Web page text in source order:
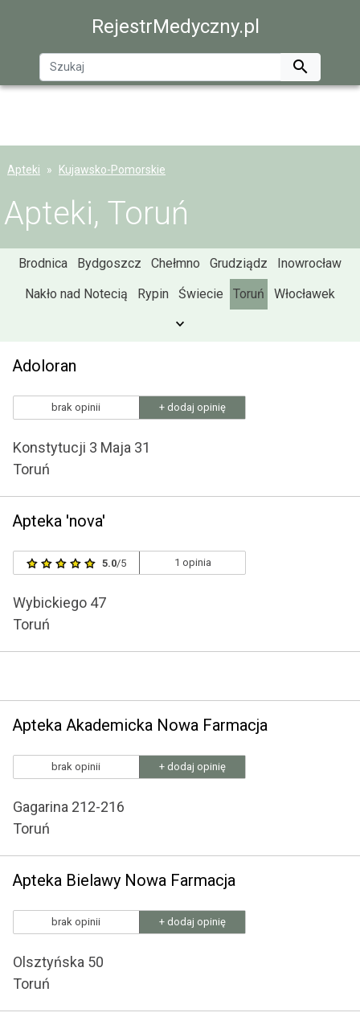
RejestrMedyczny.pl

Apteki Kujawsko-Pomorskie
Apteki, Toruń
Brodnica Bydgoszcz Chełmno Grudziądz
Inowrocław
Nakło nad Notecią
Rypin Świecie Toruń Włocławek
Adoloran
brak opinii + dodaj opinię
Konstytucji 3 Maja 31
Toruń
Apteka 'nova'
5.0/5 1 opinia
Wybickiego 47
Toruń
Apteka Akademicka Nowa Farmacja
brak opinii + dodaj opinię
Gagarina 212-216
Toruń
Apteka Bielawy Nowa Farmacja
brak opinii + dodaj opinię
Olsztyńska 50
Toruń